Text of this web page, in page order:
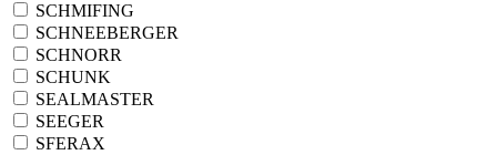
SCHMIFING
SCHNEEBERGER
SCHNORR
SCHUNK
SEALMASTER
SEEGER
SFERAX